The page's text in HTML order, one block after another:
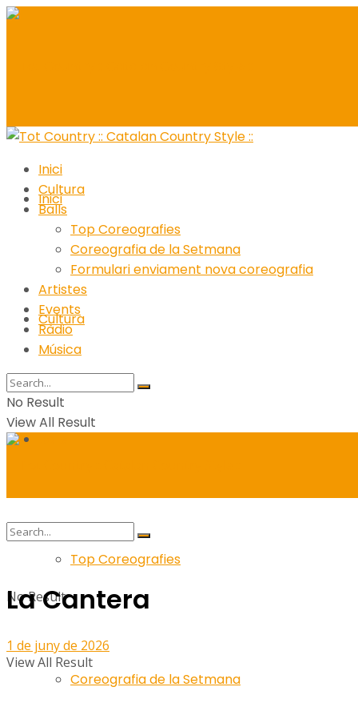
Inici
Cultura
Top Coreografies
Coreografia de la Setmana
Inici
Cultura
Balls
Top Coreografies
Coreografia de la Setmana
Formulari enviament nova coreografia
Artistes
Events
Ràdio
Música
No Result
View All Result
No Result
View All Result
La Cantera
1 de juny de 2026